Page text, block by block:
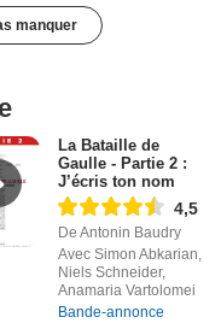
manquer
La Bataille de
Gaulle - Partie 2 :
J’écris ton nom
4,5
De Antonin Baudry
Avec Simon Abkarian,
Niels Schneider,
Anamaria Vartolomei
Bande-annonce